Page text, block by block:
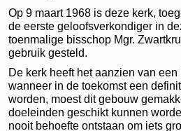
Op 9 maart 1968 is deze kerk,
de eerste geloofsverkondiger in
toenmalige bisschop Mgr.
gebruik gesteld.
De kerk heeft het aanzien van
wanneer in de toekomst een
worden, moest dit gebouw
doeleinden geschikt kunnen
nooit behoefte ontstaan om iets